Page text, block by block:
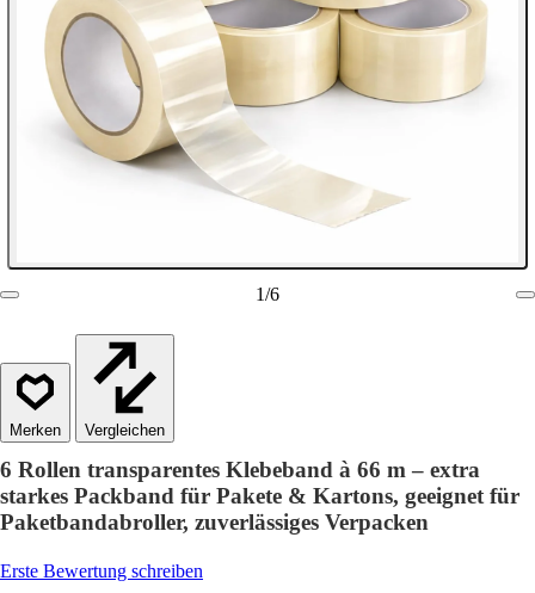
1/6
Vergleichen
6 Rollen transparentes Klebeband à 66 m – extra
starkes Packband für Pakete & Kartons, geeignet für
Paketbandabroller, zuverlässiges Verpacken
Erste Bewertung schreiben